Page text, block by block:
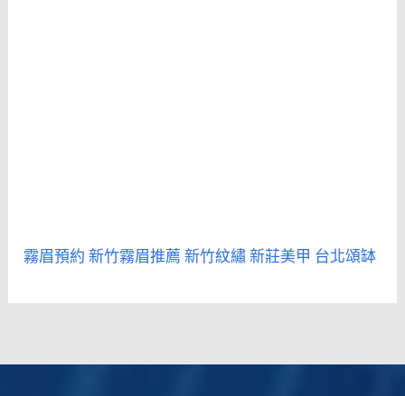
霧眉預約新竹霧眉推薦新竹紋繡新莊美甲 台北頌缽